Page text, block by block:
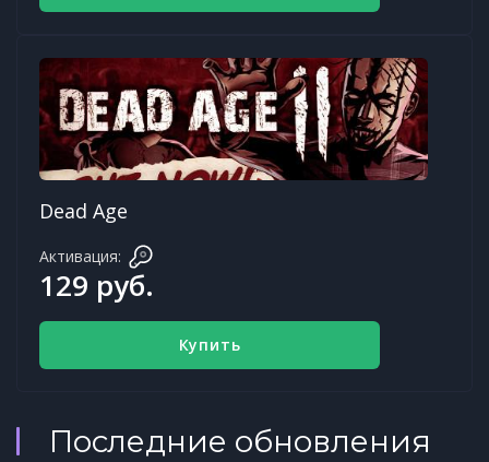
Dead Age
Активация:
129 руб.
Купить
Последние обновления